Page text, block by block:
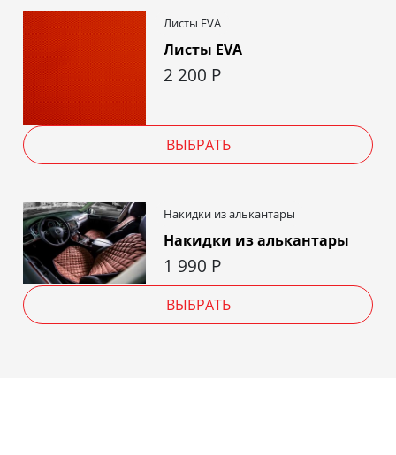
Листы EVA
Листы EVA
2 200 Р
ВЫБРАТЬ
Накидки из алькантары
Накидки из алькантары
1 990 Р
ВЫБРАТЬ